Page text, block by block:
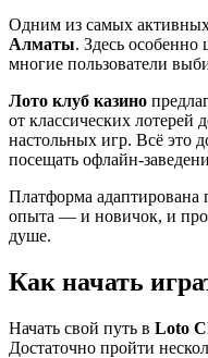
Одним из самых активных
Алматы. Здесь особенно
многие пользователи
Лото клуб казино
от классических лотерей
настольных игр. Всё это
посещать офлайн-
Платформа адаптирована
опыта — и новичок, и
душе.
Как начать
Начать свой путь в Loto
Достаточно пройти